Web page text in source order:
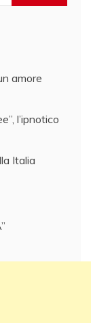
amore
l’ipnotico
Italia